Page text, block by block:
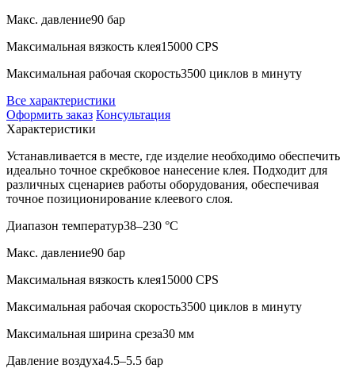
Макс. давление90 бар
Максимальная вязкость клея15000 CPS
Максимальная рабочая скорость3500 циклов в минуту
Все характеристики
Оформить заказ Консультация
Характеристики
Устанавливается в месте, где изделие необходимо обеспечить
идеально точное скребковое нанесение клея. Подходит для
различных сценариев работы оборудования, обеспечивая
точное позиционирование клеевого слоя.
Диапазон температур38–230 °C
Макс. давление90 бар
Максимальная вязкость клея15000 CPS
Максимальная рабочая скорость3500 циклов в минуту
Максимальная ширина среза30 мм
Давление воздуха4.5–5.5 бар